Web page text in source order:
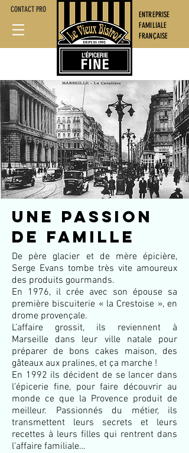
CONTACT PRO
ENTREPRISE
FAMILIALE
FRANÇAISE
UNE passioN
DE FAMILLE
De père glacier et de mère épicière,
Serge Evans tombe très vite amoureux
des produits gourmands.
En 1976, il crée avec son épouse sa
première biscuiterie « la Crestoise », en
drome provençale.
L’affaire grossit, ils reviennent à
Marseille dans leur ville natale pour
préparer de bons cakes maison, des
gâteaux aux pralines, et ça marche !
En 1992 ils décident de se lancer dans
l’épicerie fine, pour faire découvrir au
monde ce que la Provence produit de
meilleur. Passionnés du métier, ils
transmettent leurs secrets et leurs
recettes à leurs filles qui rentrent dans
l’affaire familiale…